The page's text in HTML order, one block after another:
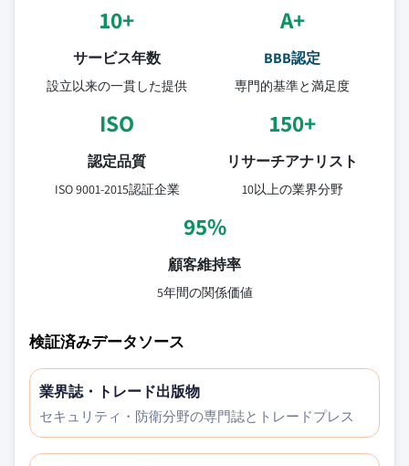
10+
サービス年数
設立以来の一貫した提供
A+
BBB認定
専門的基準と満足度
ISO
認定品質
ISO 9001-2015認証企業
150+
リサーチアナリスト
10以上の業界分野
95%
顧客維持率
5年間の関係価値
検証済みデータソース
業界誌・トレード出版物
セキュリティ・防衛分野の専門誌とトレードプレス